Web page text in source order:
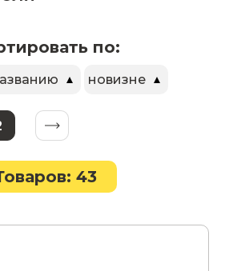
по:
новизне
43